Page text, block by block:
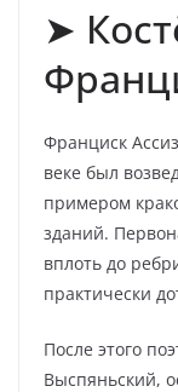
➤
Франциск
веке был
примером
зданий.
вплоть до
практически
После этого
Выспяньский,